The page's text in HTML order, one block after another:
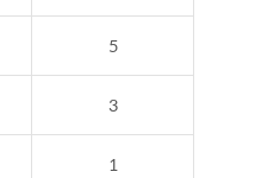
5
3
1